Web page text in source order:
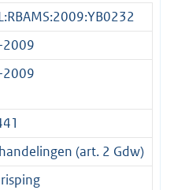
(art. 2 Gdw)